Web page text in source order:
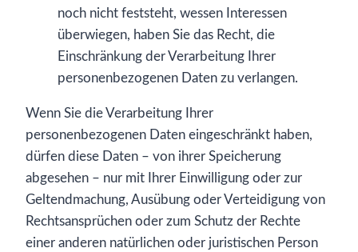
noch nicht feststeht, wessen Interessen
überwiegen, haben Sie das Recht, die
Einschränkung der Verarbeitung Ihrer
personenbezogenen Daten zu verlangen.
Wenn Sie die Verarbeitung Ihrer
personenbezogenen Daten eingeschränkt haben,
dürfen diese Daten – von ihrer Speicherung
abgesehen – nur mit Ihrer Einwilligung oder zur
Geltendmachung, Ausübung oder Verteidigung von
Rechtsansprüchen oder zum Schutz der Rechte
einer anderen natürlichen oder juristischen Person